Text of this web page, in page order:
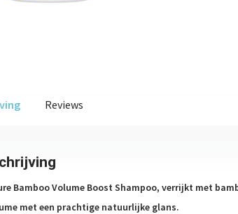
Reviews
Bamboo Volume Boost Shampoo, verrijkt met
met een prachtige natuurlijke glans.